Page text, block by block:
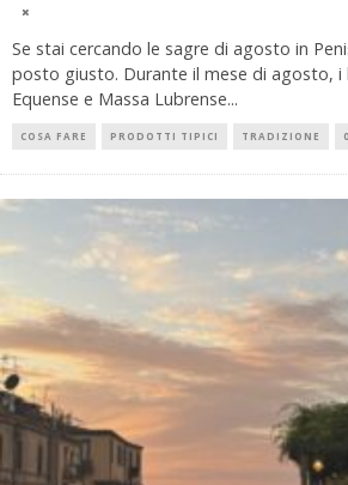
Se stai cercando le sagre di agosto in
posto giusto. Durante il mese di agosto, i
Equense e Massa Lubrense...
COSA FARE PRODOTTI TIPICI TRADIZIONE